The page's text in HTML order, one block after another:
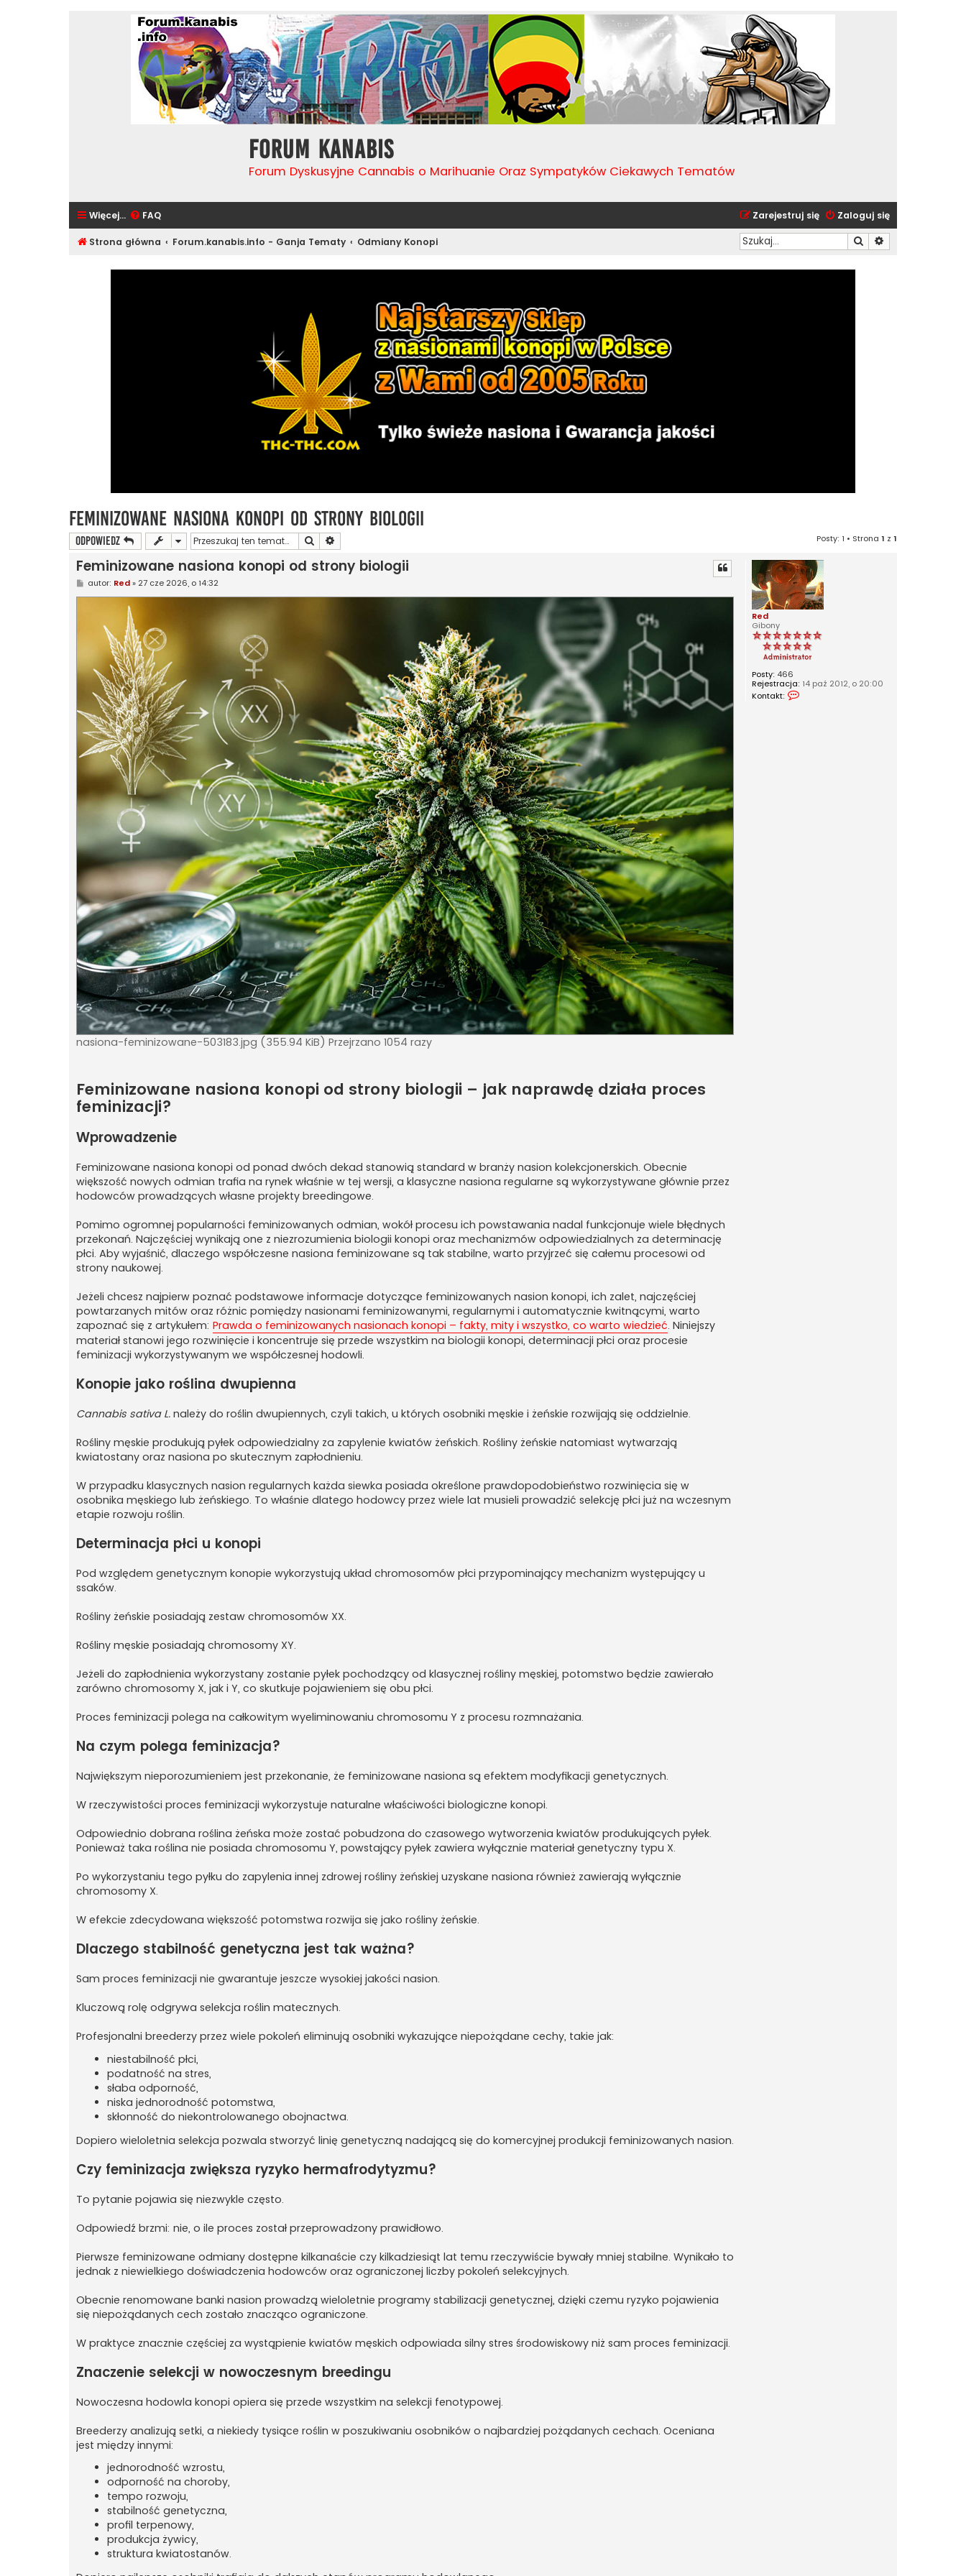
Forum Kanabis
Forum Dyskusyjne Cannabis o Marihuanie Oraz Sympatyków Ciekawych Tematów
Więcej… FAQ Zaloguj się
Zarejestruj się
Strona główna Forum.kanabis.info - Ganja Tematy Odmiany Konopi Szukaj
Feminizowane nasiona konopi od strony biologii
ODPOWIEDZ Szukaj Posty: 1 • Strona 1 z 1
Red
Gibony
Posty: 466
Rejestracja: 14 paź 2012, o 20:00
Kontakt:
Feminizowane nasiona konopi od strony biologii
P
s
autor: Red» 27 cze 2026, o 14:32
nasiona-feminizowane-503183.jpg (355.94 KiB) Przejrzano 1054 razy
Feminizowane nasiona konopi od strony biologii – jak naprawdę działa proces
feminizacji?
Wprowadzenie
Feminizowane nasiona konopi od ponad dwóch dekad stanowią standard w branży nasion kolekcjonerskich. Obecnie
większość nowych odmian trafia na rynek właśnie w tej wersji, a klasyczne nasiona regularne są wykorzystywane głównie przez
hodowców prowadzących własne projekty breedingowe.
Pomimo ogromnej popularności feminizowanych odmian, wokół procesu ich powstawania nadal funkcjonuje wiele błędnych
przekonań. Najczęściej wynikają one z niezrozumienia biologii konopi oraz mechanizmów odpowiedzialnych za determinację
płci. Aby wyjaśnić, dlaczego współczesne nasiona feminizowane są tak stabilne, warto przyjrzeć się całemu procesowi od
strony naukowej.
Jeżeli chcesz najpierw poznać podstawowe informacje dotyczące feminizowanych nasion konopi, ich zalet, najczęściej
powtarzanych mitów oraz różnic pomiędzy nasionami feminizowanymi, regularnymi i automatycznie kwitnącymi, warto
zapoznać się z artykułem: Prawda o feminizowanych nasionach konopi – fakty, mity i wszystko, co warto wiedzieć. Niniejszy
materiał stanowi jego rozwinięcie i koncentruje się przede wszystkim na biologii konopi, determinacji płci oraz procesie
feminizacji wykorzystywanym we współczesnej hodowli.
Konopie jako roślina dwupienna
Cannabis sativa L. należy do roślin dwupiennych, czyli takich, u których osobniki męskie i żeńskie rozwijają się oddzielnie.
Rośliny męskie produkują pyłek odpowiedzialny za zapylenie kwiatów żeńskich. Rośliny żeńskie natomiast wytwarzają
kwiatostany oraz nasiona po skutecznym zapłodnieniu.
W przypadku klasycznych nasion regularnych każda siewka posiada określone prawdopodobieństwo rozwinięcia się w
osobnika męskiego lub żeńskiego. To właśnie dlatego hodowcy przez wiele lat musieli prowadzić selekcję płci już na wczesnym
etapie rozwoju roślin.
Determinacja płci u konopi
Pod względem genetycznym konopie wykorzystują układ chromosomów płci przypominający mechanizm występujący u
ssaków.
Rośliny żeńskie posiadają zestaw chromosomów XX.
Rośliny męskie posiadają chromosomy XY.
Jeżeli do zapłodnienia wykorzystany zostanie pyłek pochodzący od klasycznej rośliny męskiej, potomstwo będzie zawierało
zarówno chromosomy X, jak i Y, co skutkuje pojawieniem się obu płci.
Proces feminizacji polega na całkowitym wyeliminowaniu chromosomu Y z procesu rozmnażania.
Na czym polega feminizacja?
Największym nieporozumieniem jest przekonanie, że feminizowane nasiona są efektem modyfikacji genetycznych.
W rzeczywistości proces feminizacji wykorzystuje naturalne właściwości biologiczne konopi.
Odpowiednio dobrana roślina żeńska może zostać pobudzona do czasowego wytworzenia kwiatów produkujących pyłek.
Ponieważ taka roślina nie posiada chromosomu Y, powstający pyłek zawiera wyłącznie materiał genetyczny typu X.
Po wykorzystaniu tego pyłku do zapylenia innej zdrowej rośliny żeńskiej uzyskane nasiona również zawierają wyłącznie
chromosomy X.
W efekcie zdecydowana większość potomstwa rozwija się jako rośliny żeńskie.
Dlaczego stabilność genetyczna jest tak ważna?
Sam proces feminizacji nie gwarantuje jeszcze wysokiej jakości nasion.
Kluczową rolę odgrywa selekcja roślin matecznych.
Profesjonalni breederzy przez wiele pokoleń eliminują osobniki wykazujące niepożądane cechy, takie jak:
niestabilność płci,
podatność na stres,
słaba odporność,
niska jednorodność potomstwa,
skłonność do niekontrolowanego obojnactwa.
Dopiero wieloletnia selekcja pozwala stworzyć linię genetyczną nadającą się do komercyjnej produkcji feminizowanych nasion.
Czy feminizacja zwiększa ryzyko hermafrodytyzmu?
To pytanie pojawia się niezwykle często.
Odpowiedź brzmi: nie, o ile proces został przeprowadzony prawidłowo.
Pierwsze feminizowane odmiany dostępne kilkanaście czy kilkadziesiąt lat temu rzeczywiście bywały mniej stabilne. Wynikało to
jednak z niewielkiego doświadczenia hodowców oraz ograniczonej liczby pokoleń selekcyjnych.
Obecnie renomowane banki nasion prowadzą wieloletnie programy stabilizacji genetycznej, dzięki czemu ryzyko pojawienia
się niepożądanych cech zostało znacząco ograniczone.
W praktyce znacznie częściej za wystąpienie kwiatów męskich odpowiada silny stres środowiskowy niż sam proces feminizacji.
Znaczenie selekcji w nowoczesnym breedingu
Nowoczesna hodowla konopi opiera się przede wszystkim na selekcji fenotypowej.
Breederzy analizują setki, a niekiedy tysiące roślin w poszukiwaniu osobników o najbardziej pożądanych cechach. Oceniana
jest między innymi:
jednorodność wzrostu,
odporność na choroby,
tempo rozwoju,
stabilność genetyczna,
profil terpenowy,
produkcja żywicy,
struktura kwiatostanów.